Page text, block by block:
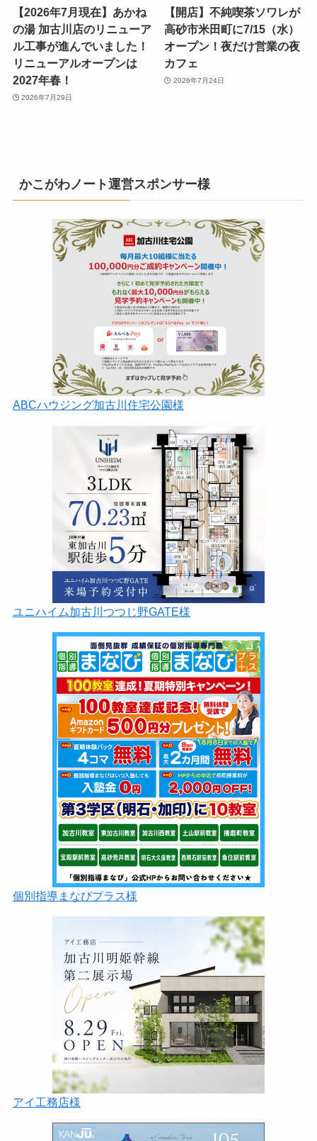
【2026年7月現在】あかね
の湯 加古川店のリニューア
ル工事が進んでいました！
リニューアルオープンは
2027年春！
2026年7月29日
【開店】不純喫茶ソワレが
高砂市米田町に7/15（水）
オープン！夜だけ営業の夜
カフェ
2026年7月24日
かこがわノート運営スポンサー様
ABCハウジング加古川住宅公園様
ユニハイム加古川つつじ野GATE様
個別指導まなびプラス様
アイ工務店様